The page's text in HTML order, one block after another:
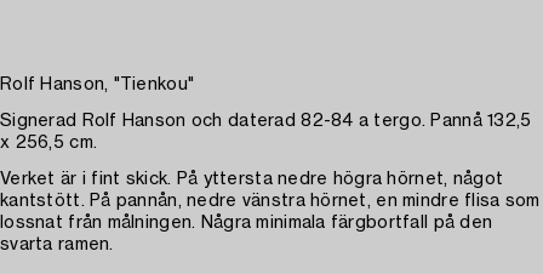
Rolf Hanson, "Tienkou"
Signerad Rolf Hanson och daterad 82-84 a tergo. Pannå 132,5
x 256,5 cm.
Verket är i fint skick. På yttersta nedre högra hörnet, något
kantstött. På pannån, nedre vänstra hörnet, en mindre flisa som
lossnat från målningen. Några minimala färgbortfall på den
svarta ramen.